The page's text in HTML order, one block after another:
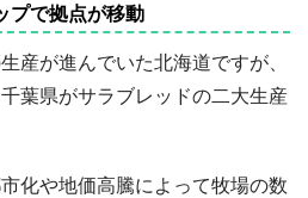
プで拠点が移動
産が進んでいた北海道ですが、
葉県がサラブレッドの二大生産
化や地価高騰によって牧場の数